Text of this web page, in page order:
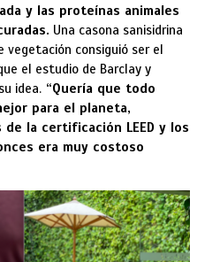
y las proteínas animales
Una casona sanisidrina
vegetación consiguió ser el
el estudio de Barclay y
idea.“Quería que todo
para el planeta,
la certificación LEED y los
era muy costoso